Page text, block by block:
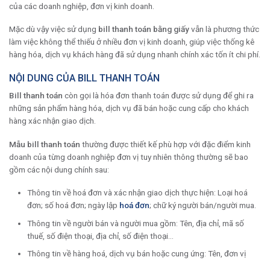
của các doanh nghiệp, đơn vị kinh doanh.
Mặc dù vậy việc sử dụng bill thanh toán bằng giấyvẫn là phương thức
làm việc không thể thiếu ở nhiều đơn vị kinh doanh, giúp việc thống kê
hàng hóa, dịch vụ khách hàng đã sử dụng nhanh chính xác tốn ít chi phí.
NỘI DUNG CỦA BILL THANH TOÁN
Bill thanh toán còn gọi là hóa đơn thanh toán được sử dụng để ghi ra
những sản phẩm hàng hóa, dịch vụ đã bán hoặc cung cấp cho khách
hàng xác nhận giao dịch.
Mẫu bill thanh toán thường được thiết kế phù hợp với đặc điểm kinh
doanh của từng doanh nghiệp đơn vị tuy nhiên thông thường sẽ bao
gồm các nội dung chính sau:
Thông tin về hoá đơn và xác nhận giao dịch thực hiện: Loại hoá
đơn; số hoá đơn; ngày lập hoá đơn; chữ ký người bán/người mua.
Thông tin về người bán và người mua gồm: Tên, địa chỉ, mã số
thuế, số điện thoại, địa chỉ, số điện thoại…
Thông tin về hàng hoá, dịch vụ bán hoặc cung ứng: Tên, đơn vị